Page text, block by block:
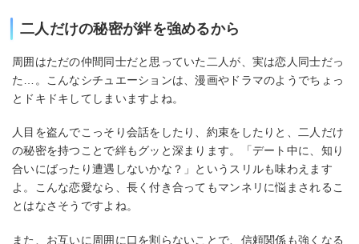
二人だけの秘密が絆を強めるから
周囲はただの仲間同士だと思っていた二人が、実は恋人同士だっ
た…。こんなシチュエーションは、漫画やドラマのようでちょっ
とドキドキしてしまいますよね。
人目を盗んでこっそり会話をしたり、約束をしたりと、二人だけ
の秘密を持つことで絆もグッと深まります。「デート中に、知り
合いにばったり遭遇しないかな？」というスリルも味わえます
よ。こんな恋愛なら、長く付き合ってもマンネリに悩まされるこ
とはなさそうですよね。
また、お互いに周囲に口を割らないことで、信頼関係も強くなる